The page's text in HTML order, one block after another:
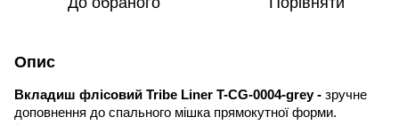
Опис
Вкладиш флісовий Tribe Liner T-CG-0004-grey - зручне
доповнення до спального мішка прямокутної форми.